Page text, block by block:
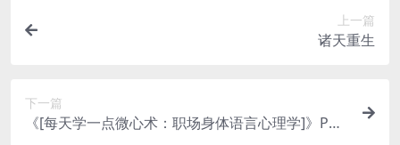
上一篇
诸天重生
下一篇
《[每天学一点微心术：职场身体语言心理学]》PDF